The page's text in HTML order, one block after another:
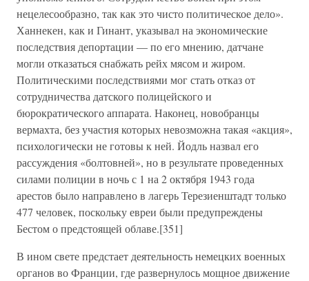
нецелесообразно, так как это чисто политическое дело».
Ханнекен, как и Гинант, указывал на экономические
последствия депортации — по его мнению, датчане
могли отказаться снабжать рейх мясом и жиром.
Политическими последствиями мог стать отказ от
сотрудничества датского полицейского и
бюрократического аппарата. Наконец, новобранцы
вермахта, без участия которых невозможна такая «акция»,
психологически не готовы к ней. Йодль назвал его
рассуждения «болтовней», но в результате проведенных
силами полиции в ночь с 1 на 2 октября 1943 года
арестов было направлено в лагерь Терезиенштадт только
477 человек, поскольку евреи были предупреждены
Бестом о предстоящей облаве.[351]
В ином свете предстает деятельность немецких военных
органов во Франции, где развернулось мощное движение